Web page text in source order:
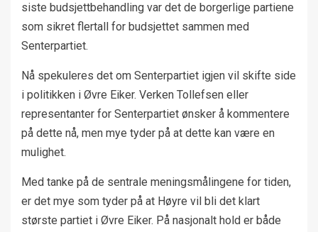
siste budsjettbehandling var det de borgerlige partiene
som sikret flertall for budsjettet sammen med
Senterpartiet.
Nå spekuleres det om Senterpartiet igjen vil skifte side
i politikken i Øvre Eiker. Verken Tollefsen eller
representanter for Senterpartiet ønsker å kommentere
på dette nå, men mye tyder på at dette kan være en
mulighet.
Med tanke på de sentrale meningsmålingene for tiden,
er det mye som tyder på at Høyre vil bli det klart
største partiet i Øvre Eiker. På nasjonalt hold er både